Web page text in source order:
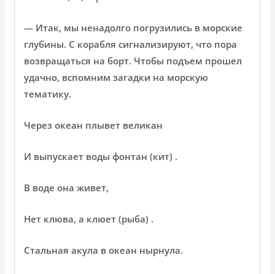
— Итак, мы ненадолго погрузились в морские
глубины. С корабля сигнализируют, что пора
возвращаться на борт. Чтобы подъем прошел
удачно, вспомним загадки на морскую
тематику.
Через океан плывет великан
И выпускает воды фонтан (кит) .
В воде она живет,
Нет клюва, а клюет (рыба) .
Стальная акула в океан нырнула.